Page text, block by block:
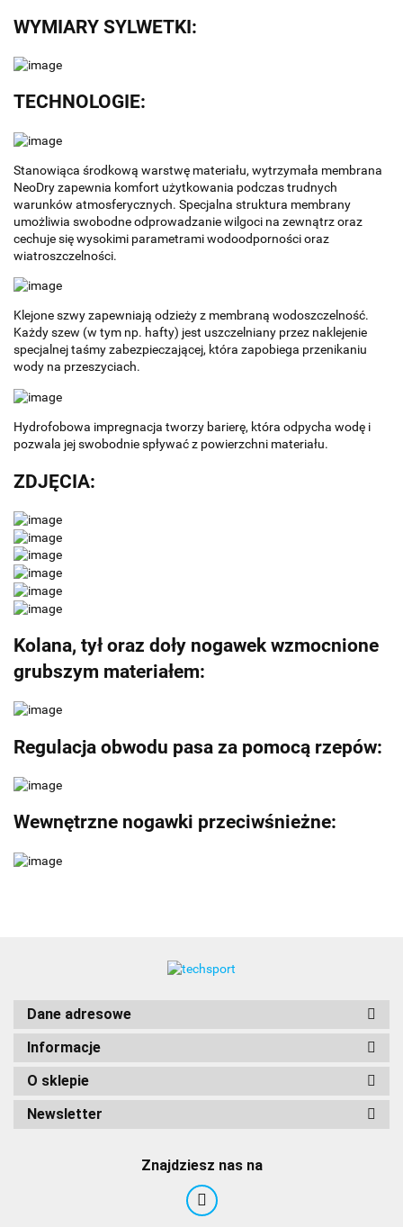
WYMIARY SYLWETKI:
TECHNOLOGIE:
Stanowiąca środkową warstwę materiału, wytrzymała membrana
NeoDry zapewnia komfort użytkowania podczas trudnych
warunków atmosferycznych. Specjalna struktura membrany
umożliwia swobodne odprowadzanie wilgoci na zewnątrz oraz
cechuje się wysokimi parametrami wodoodporności oraz
wiatroszczelności.
Klejone szwy zapewniają odzieży z membraną wodoszczelność.
Każdy szew (w tym np. hafty) jest uszczelniany przez naklejenie
specjalnej taśmy zabezpieczającej, która zapobiega przenikaniu
wody na przeszyciach.
Hydrofobowa impregnacja tworzy barierę, która odpycha wodę i
pozwala jej swobodnie spływać z powierzchni materiału.
ZDJĘCIA:
Kolana, tył oraz doły nogawek wzmocnione
grubszym materiałem:
Regulacja obwodu pasa za pomocą rzepów:
Wewnętrzne nogawki przeciwśnieżne:
Dane adresowe
Informacje
O sklepie
Newsletter
Znajdziesz nas na